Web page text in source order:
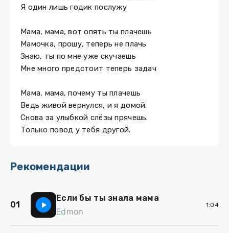
Я один лишь годик послужу
Мама, мама, вот опять ты плачешь
Мамочка, прошу, теперь не плачь
Знаю, ты по мне уже скучаешь
Мне много предстоит теперь задач
Мама, мама, почему ты плачешь
Ведь живой вернулся, и я домой.
Снова за улыбкой слёзы прячешь.
Только повод у тебя другой.
Рекомендации
01
Если бы ты знала мама
Edmon
1:04